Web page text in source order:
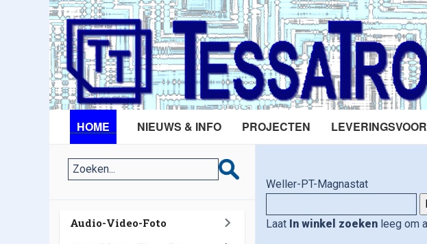
HOME NIEUWS & INFO PROJECTEN
Weller-PT-Magnastat
Laat In winkel zoeken leeg om
Audio-Video-Foto